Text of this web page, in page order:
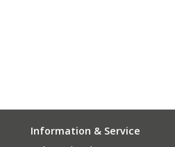
Information & Service